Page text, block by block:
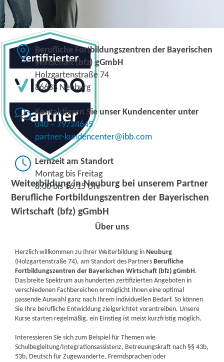
Weiterbildung in Neuburg bei unserem Partner
Berufliche Fortbildungszentren der Bayerischen
Wirtschaft (bfz) gGmbH
Berufliche Fortbildungszentren der Bayerischen
Wirtschaft (bfz) gGmbH
Holzgartenstraße 74
86633 Neuburg
Kontaktieren Sie unser Kundencenter unter
040 – 79724645
partner-kundencenter@ibb.com
Lernzeit am Standort
Montag bis Freitag
8.00 bis 16.15 Uhr
Über uns
Herzlich willkommen zu Ihrer Weiterbildung inNeuburg
(Holzgartenstraße 74), am Standort des PartnersBerufliche
Fortbildungszentren der Bayerischen Wirtschaft (bfz) gGmbH.
Das breite Spektrum aus hunderten zertifizierten Angeboten in
verschiedenen Fachbereichen ermöglicht Ihnen eine optimal
passende Auswahl ganz nach Ihrem individuellen Bedarf. So können
Sie Ihre berufliche Entwicklung zielgerichtet vorantreiben. Unsere
Kurse starten regelmäßig, ein Einstieg ist meist kurzfristig möglich.
Interessieren Sie sich zum Beispiel für Themen wie
Schulbegleitung/Integrationsassistenz, Betreuungskraft nach §§ 43b,
53b, Deutsch für Zugewanderte, Fremdsprachen oder